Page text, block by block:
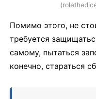
Помимо этого, не
требуется
самому, пытаться
конечно, стараться